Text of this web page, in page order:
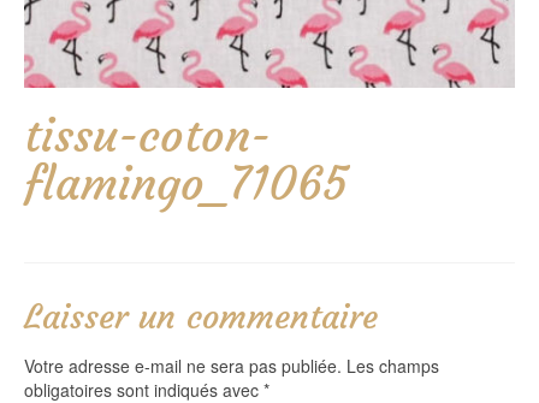
tissu-coton-
flamingo_71065
Laisser un commentaire
Votre adresse e-mail ne sera pas publiée. Les champs
obligatoires sont indiqués avec *